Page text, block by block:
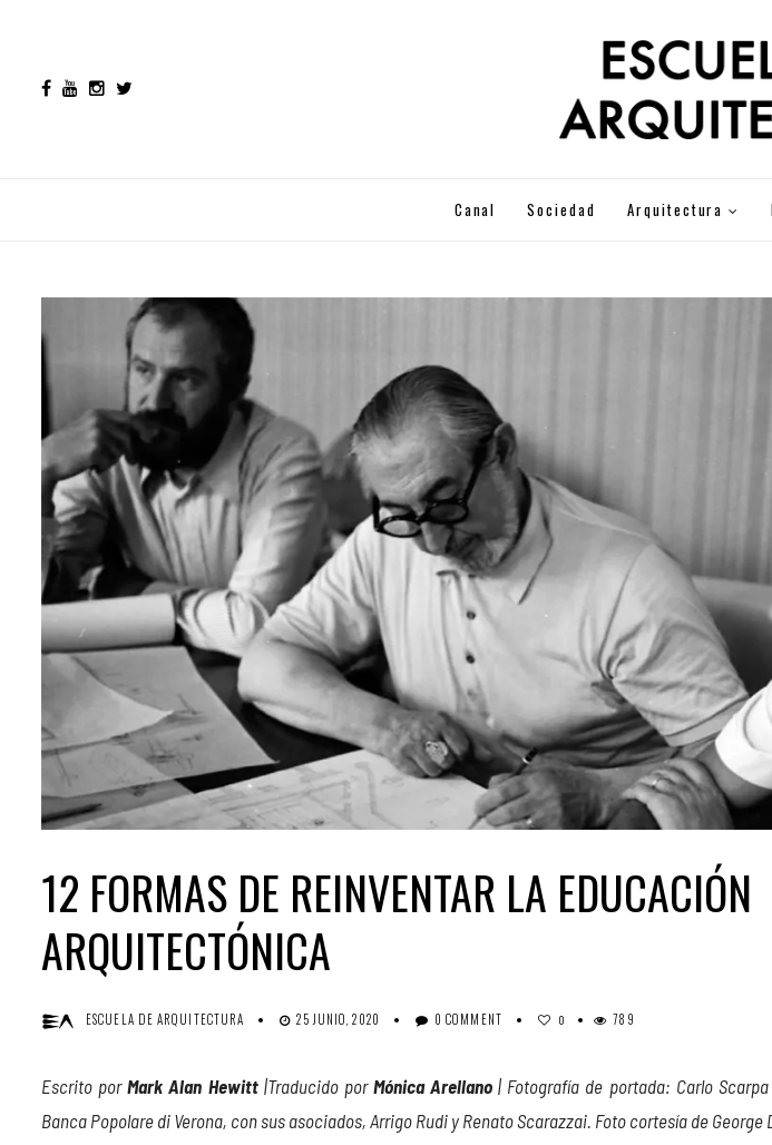
Canal Sociedad Arquitectura
12 FORMAS DE REINVENTAR LA EDUCACIÓN
ARQUITECTÓNICA
ESCUELA DE ARQUITECTURA 25 JUNIO, 2020 0 COMMENT 0 789
Escrito porMark Alan Hewitt|Traducido por Mónica Arellano| Fotografía de portada: Carlo
Banca Popolare di Verona, con sus asociados, Arrigo Rudi y Renato Scarazzai. Foto cortesía de George